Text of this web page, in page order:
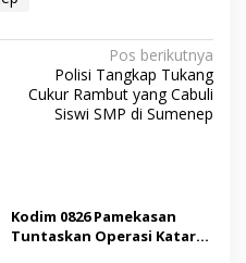
Pos berikutnya
Polisi Tangkap Tukang
Cukur Rambut yang Cabuli
Siswi SMP di Sumenep
Kodim 0826 Pamekasan
Tuntaskan Operasi Katarak